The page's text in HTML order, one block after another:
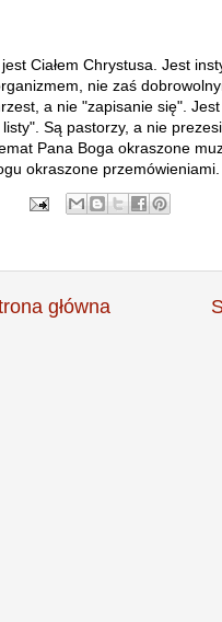
Ciałem Chrystusa. Jest
nie zaś
a nie "zapisanie się". Jest
Są pastorzy, a nie
Pana Boga okraszone
okraszone przemówieniami.
główna